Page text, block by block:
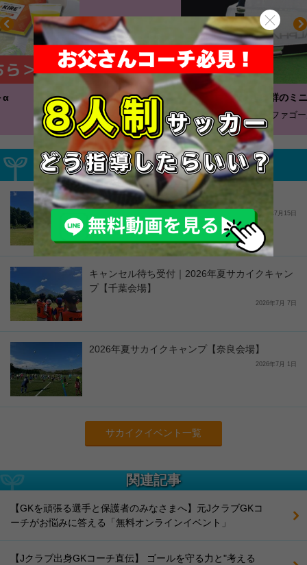
耐久性抜群のミニゴール
アルファゴール
募集中サカイクイベント
2026年夏サカイクキャンプ【富士会場】
2026年7月15日
キャンセル待ち受付｜2026年夏サカイクキャン
プ【千葉会場】
2026年7月 7日
2026年夏サカイクキャンプ【奈良会場】
2026年7月 1日
サカイクイベント一覧
関連記事
【GKを頑張る選手と保護者のみなさまへ】元JクラブGKコ
ーチがお悩みに答える「無料オンラインイベント」
【Jクラブ出身GKコーチ直伝】 ゴールを守る力と"考える